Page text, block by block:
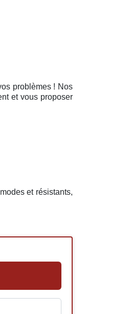
problèmes ! Nos
et vous proposer
et résistants,